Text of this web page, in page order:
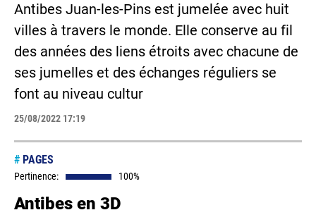
Antibes Juan-les-Pins est jumelée avec huit
villes à travers le monde. Elle conserve au fil
des années des liens étroits avec chacune de
ses jumelles et des échanges réguliers se
font au niveau cultur
25/08/2022 17:19
# PAGES
Pertinence: 100%
Antibes en 3D